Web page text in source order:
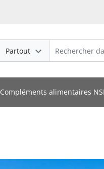
Partout
Compléments alimentaires